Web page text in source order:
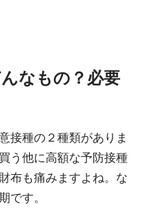
なもの？必要
接種の２種類がありま
う他に高額な予防接種
布も痛みますよね。な
です。